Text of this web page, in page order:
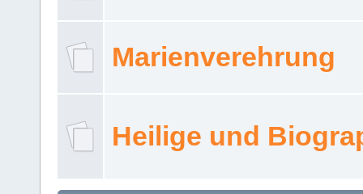
Marienverehrung
Heilige und